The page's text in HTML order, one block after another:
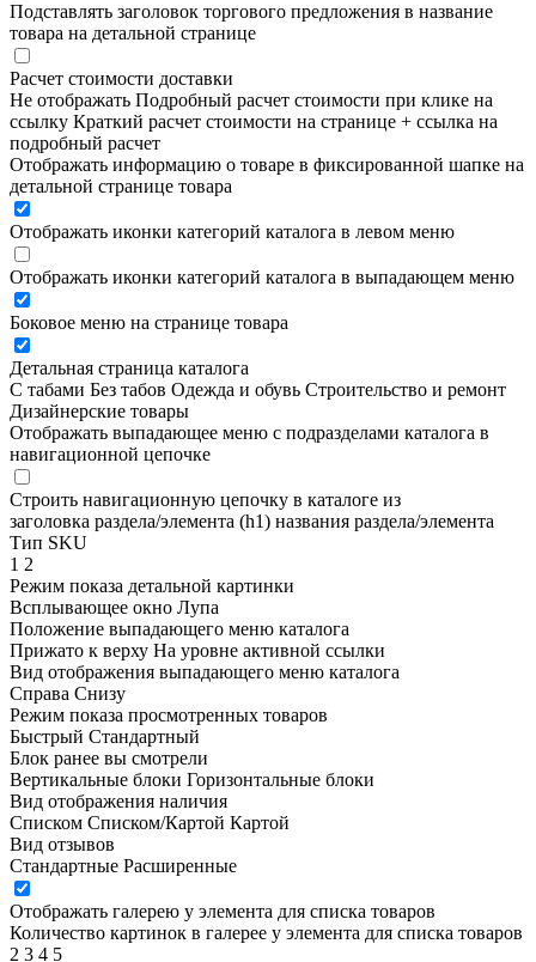
Подставлять заголовок торгового предложения в название
товара на детальной странице
Расчет стоимости доставки
Не отображать Подробный расчет стоимости при клике на
ссылку Краткий расчет стоимости на странице + ссылка на
подробный расчет
Отображать информацию о товаре в фиксированной шапке на
детальной странице товара
Отображать иконки категорий каталога в левом меню
Отображать иконки категорий каталога в выпадающем меню
Боковое меню на странице товара
Детальная страница каталога
С табами Без табов Одежда и обувь Строительство и ремонт
Дизайнерские товары
Отображать выпадающее меню с подразделами каталога в
навигационной цепочке
Строить навигационную цепочку в каталоге из
заголовка раздела/элемента (h1) названия раздела/элемента
Тип SKU
1 2
Режим показа детальной картинки
Всплывающее окно Лупа
Положение выпадающего меню каталога
Прижато к верху На уровне активной ссылки
Вид отображения выпадающего меню каталога
Справа Снизу
Режим показа просмотренных товаров
Быстрый Стандартный
Блок ранее вы смотрели
Вертикальные блоки Горизонтальные блоки
Вид отображения наличия
Списком Списком/Картой Картой
Вид отзывов
Стандартные Расширенные
Отображать галерею у элемента для списка товаров
Количество картинок в галерее у элемента для списка товаров
2 3 4 5